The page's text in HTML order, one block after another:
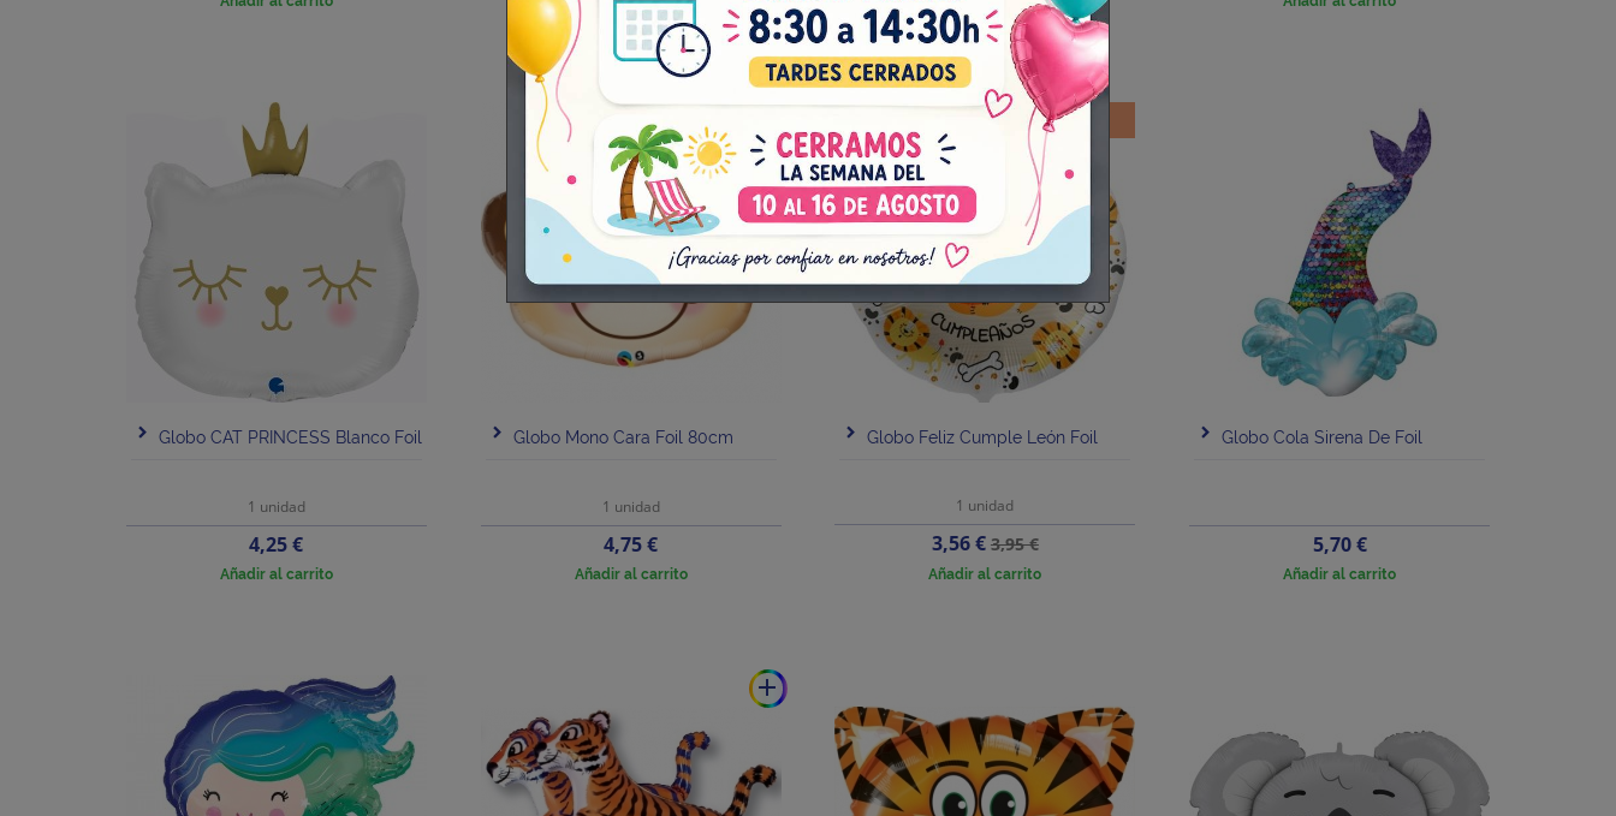
Globo CAT PRINCESS Blanco Foil
1 unidad
Precio
4,25 €
Añadir al carrito
Globo Mono Cara Foil 80cm
1 unidad
Precio
4,75 €
Añadir al carrito
Globo Feliz Cumple León Foil
1 unidad
Precio
3,56 €Precio
base
3,95 €
Añadir al carrito
¡EN OFERTA!
-10%
Globo Cola Sirena De Foil
Precio
5,70 €
Añadir al carrito
add